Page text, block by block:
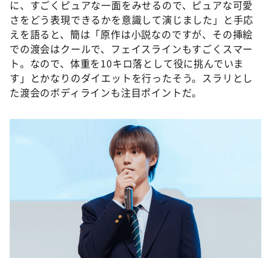
に、すごくピュアな一面をみせるので、ピュアな可愛
さをどう表現できるかを意識して演じました」と手応
えを語ると、簡は「原作は小説なのですが、その挿絵
での渡会はクールで、フェイスラインもすごくスマー
ト。なので、体重を10キロ落として役に挑んでいま
す」とかなりのダイエットを行ったそう。スラリとし
た渡会のボディラインも注目ポイントだ。